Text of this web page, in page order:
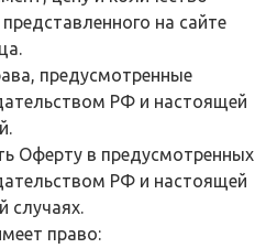
на сайте
предусмотренные
РФ и настоящей
Оферту в предусмотренных
РФ и настоящей
случаях.
право: